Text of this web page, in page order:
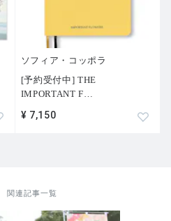
ソフィア・コッポラ
[予約受付中] THE
IMPORTANT F…
¥ 7,150
関連記事一覧